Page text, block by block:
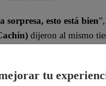
sorpresa, esto está bien
dijeron al mismo
tu